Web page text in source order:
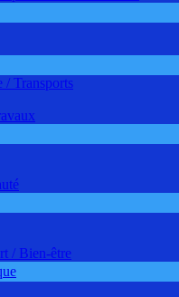
/ Transports
/ Bien-être